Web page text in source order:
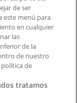
de ser
este menú para
en cualquier
las
de la
de nuestro
de
tratamos